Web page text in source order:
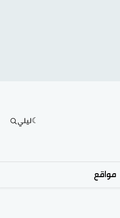
ليلي
مواقع